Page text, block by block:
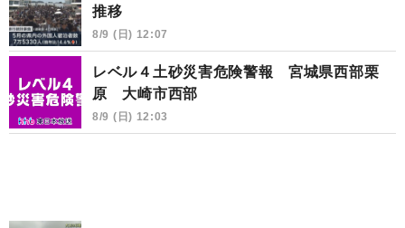
推移
8/9 (日) 12:07
レベル４土砂災害危険警報 宮城県西部栗
原 大崎市西部
8/9 (日) 12:03